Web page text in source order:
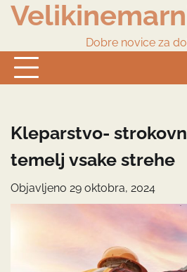
Skip
Dobre novice za
Kleparstvo-
temelj vsake strehe
Objavljeno 29 oktobra, 2024